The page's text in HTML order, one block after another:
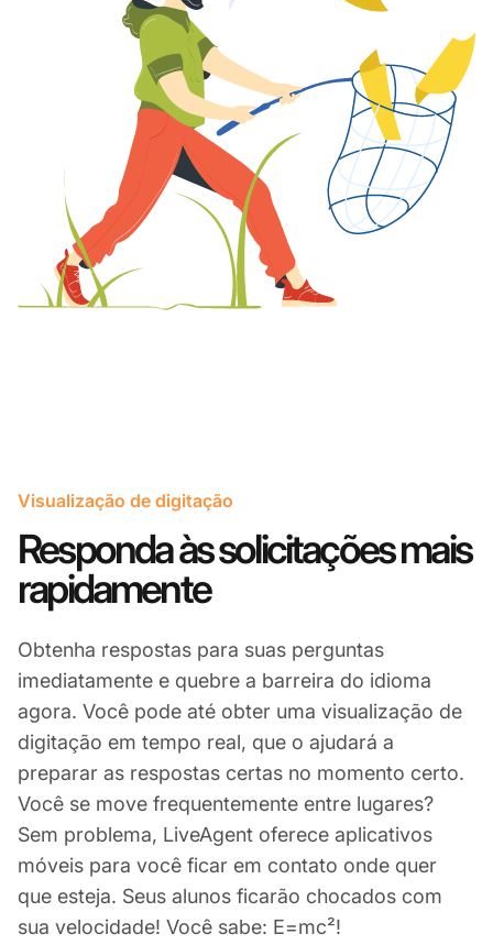
Visualização de digitação
Responda às solicitações mais
rapidamente
Obtenha respostas para suas perguntas
imediatamente e quebre a barreira do idioma
agora. Você pode até obter uma visualização de
digitação em tempo real, que o ajudará a
preparar as respostas certas no momento certo.
Você se move frequentemente entre lugares?
Sem problema, LiveAgent oferece aplicativos
móveis para você ficar em contato onde quer
que esteja. Seus alunos ficarão chocados com
sua velocidade! Você sabe: E=mc²!